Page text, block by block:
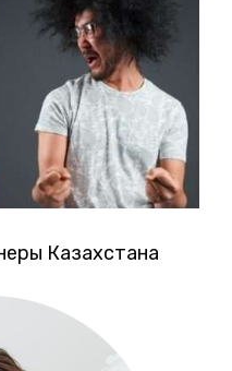
Казахстана